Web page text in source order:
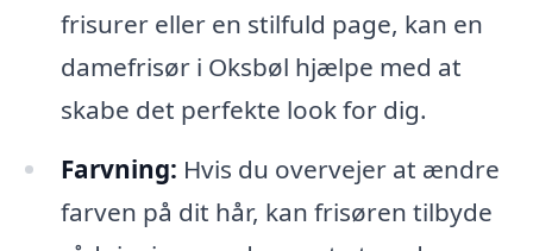
frisurer eller en stilfuld page, kan en
damefrisør i Oksbøl hjælpe med at
skabe det perfekte look for dig.
Farvning: Hvis du overvejer at ændre
farven på dit hår, kan frisøren tilbyde